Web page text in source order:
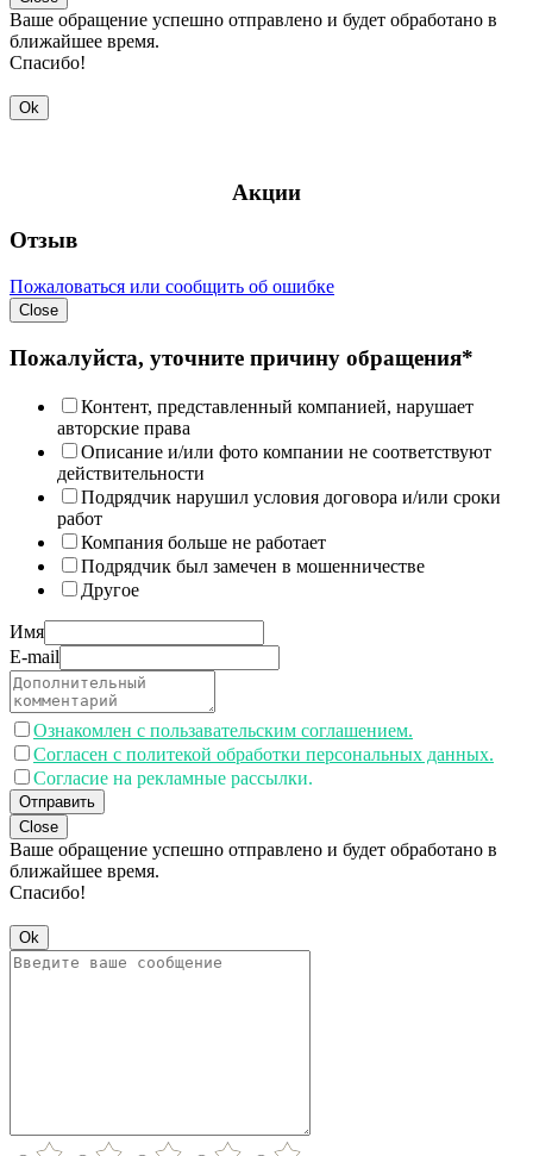
Ваше обращение успешно отправлено и будет обработано в
ближайшее время.
Спасибо!
Ok
Акции
Отзыв
Пожаловаться или сообщить об ошибке
Close
Пожалуйста, уточните причину обращения*
Контент, представленный компанией, нарушает
авторские права
Описание и/или фото компании не соответствуют
действительности
Подрядчик нарушил условия договора и/или сроки
работ
Компания больше не работает
Подрядчик был замечен в мошенничестве
Другое
Имя
E-mail
Ознакомлен с пользавательским соглашением.
Согласен с политекой обработки персональных данных.
Согласие на рекламные рассылки.
Отправить
Close
Ваше обращение успешно отправлено и будет обработано в
ближайшее время.
Спасибо!
Ok